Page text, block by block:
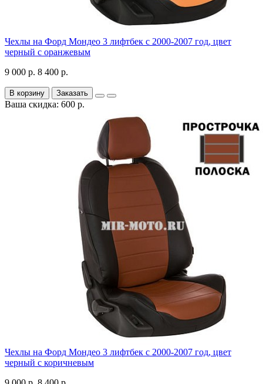
Чехлы на Форд Мондео 3 лифтбек с 2000-2007 год, цвет
черный с оранжевым
9 000 р. 8 400 р.
В корзину Заказать
Ваша скидка: 600 р.
Чехлы на Форд Мондео 3 лифтбек с 2000-2007 год, цвет
черный с коричневым